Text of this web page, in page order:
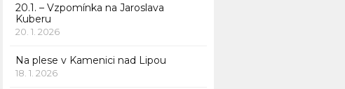
20.1. – Vzpomínka na Jaroslava
Kuberu
20. 1. 2026
Na plese v Kamenici nad Lipou
18. 1. 2026